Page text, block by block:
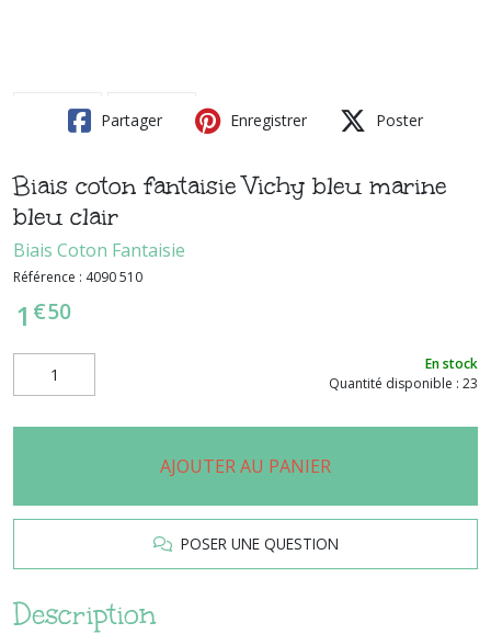
Partager Enregistrer Poster
Biais coton fantaisie Vichy bleu marine
bleu clair
Biais Coton Fantaisie
Référence : 4090 510
1 €50
En stock
Quantité disponible : 23
AJOUTER AU PANIER
POSER UNE QUESTION
Description